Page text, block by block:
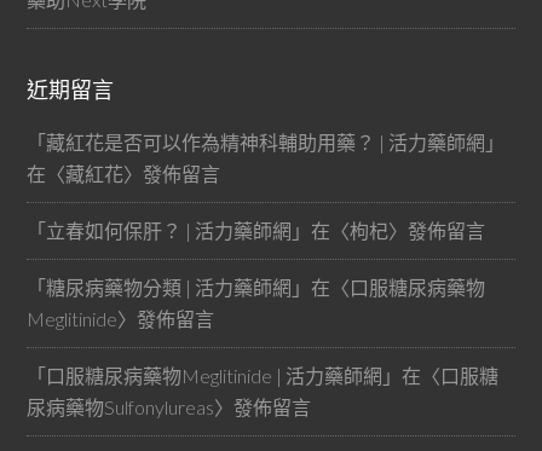
近期留言
「藏紅花是否可以作為精神科輔助用藥？ | 活力藥師網 」
在〈藏紅花〉發佈留言
「立春如何保肝？ | 活力藥師網 」在〈枸杞〉發佈留言
「糖尿病藥物分類 | 活力藥師網 」在〈口服糖尿病藥物
Meglitinide〉發佈留言
「口服糖尿病藥物Meglitinide | 活力藥師網 」在〈口服糖
尿病藥物Sulfonylureas〉發佈留言